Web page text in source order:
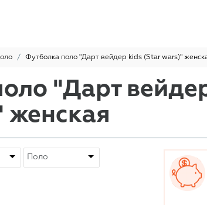
Футболка поло "Дарт вейдер kids (Star wars)"
"Дарт
женская